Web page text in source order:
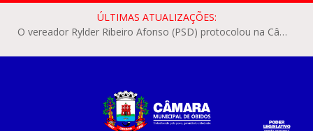
ÚLTIMAS ATUALIZAÇÕES:
O vereador Rylder Ribeiro Afonso (PSD) protocolou na Câmara Municipal de Óbidos o Requerimento nº 346/2026.